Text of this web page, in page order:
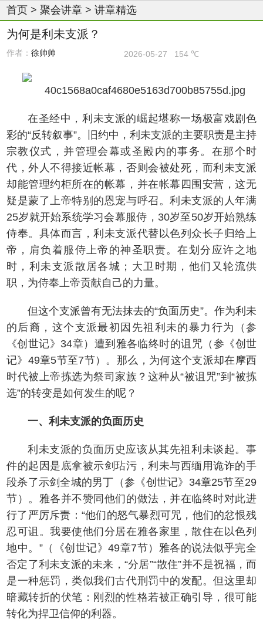
首页 > 聚会讲章 > 讲章精选
为何是利未支派？
作者： 徐帅帅 2026-05-27 154 ℃
在圣经中，利未支派的崛起堪称一场极富戏剧色
彩的“反转叙事”。旧约中，利未支派的主要职责是主持
宗教仪式，并管理会幕或圣殿内的事务。在那个时
代，外人不得接近帐幕，否则会被处死，而利未支派
却能管理约柜所在的帐幕，并在帐幕四围安营，这无
疑是蒙了上帝特别的恩宠与呼召。利未支派的人年满
25岁就开始系统学习会幕服侍，30岁至50岁开始熟练
侍奉。具体而言，利未支派代替以色列众长子归给上
帝，肩负着服侍上帝的神圣职责。在划分应许之地
时，利未支派散居各城；大卫时期，他们又轮流供
职，为侍奉上帝贡献自己的力量。
但这个支派曾有无法抹去的“负面历史”。作为利未
的后裔，这个支派最初因先祖利未的暴力行为（参
《创世记》34章）遭到雅各临终时的诅咒（参《创世
记》49章5节至7节）。那么，为何这个支派却在摩西
时代被上帝拣选为祭司家族？这种从“被诅咒”到“被拣
选”的转变是如何发生的呢？
一、利未支派的负面历史
利未支派的负面历史应该从其先祖利未谈起。事
件的起因是底拿被示剑玷污，利未与西缅用诡诈的手
段杀了示剑全城的男丁（参《创世记》34章25节至29
节）。雅各并不赞同他们的做法，并在临终时对此进
行了严厉斥责：“他们的怒气暴烈可咒，他们的忿恨残
忍可诅。我要使他们分居在雅各家里，散住在以色列
地中。”（《创世记》49章7节）雅各的说法似乎完全
否定了利未支派的未来，“分居”“散住”并不是祝福，而
是一种惩罚，类似我们古代刑罚中的发配。但这里却
暗藏转折的伏笔：刚烈的性格若被正确引导，很可能
转化为捍卫信仰的利器。